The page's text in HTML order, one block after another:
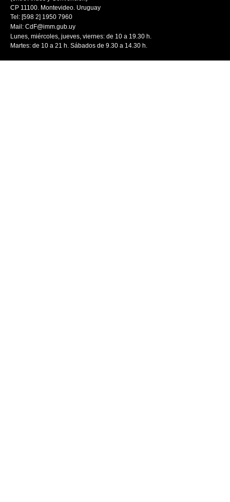
CP 11100. Montevideo. Uruguay
Tel: [598 2] 1950 7960
Mail: CdF@imm.gub.uy
Lunes, miércoles, jueves, viernes: de 10 a 19.30 h.
Martes: de 10 a 21 h. Sábados de 9.30 a 14.30 h.